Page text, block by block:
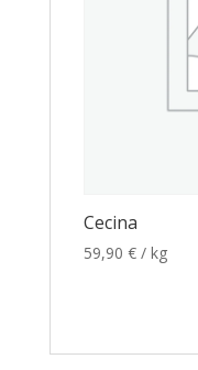
Cecina
59,90 € / kg